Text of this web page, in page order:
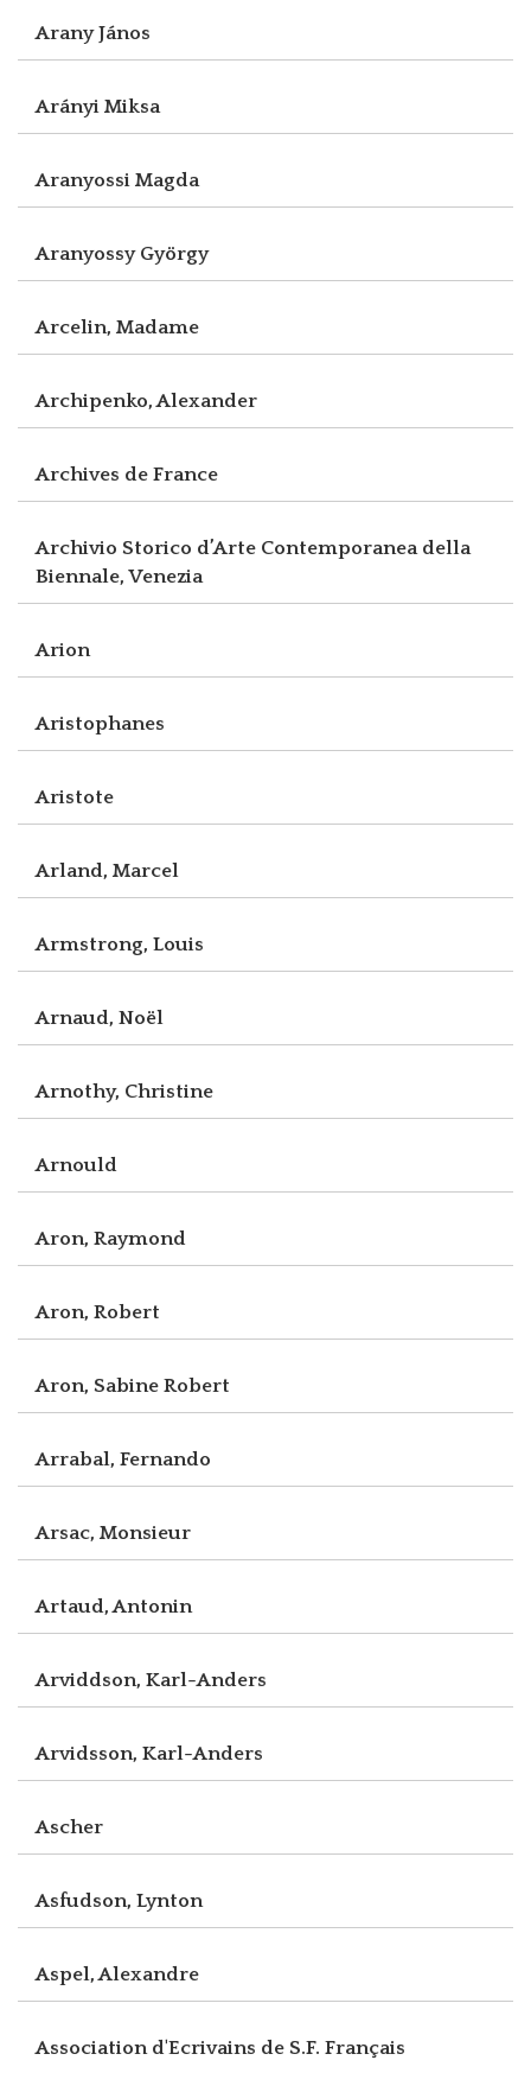
Arany János
Arányi Miksa
Aranyossi Magda
Aranyossy György
Arcelin, Madame
Archipenko, Alexander
Archives de France
Archivio Storico d’Arte Contemporanea della
Biennale, Venezia
Arion
Aristophanes
Aristote
Arland, Marcel
Armstrong, Louis
Arnaud, Noël
Arnothy, Christine
Arnould
Aron, Raymond
Aron, Robert
Aron, Sabine Robert
Arrabal, Fernando
Arsac, Monsieur
Artaud, Antonin
Arviddson, Karl-Anders
Arvidsson, Karl-Anders
Ascher
Asfudson, Lynton
Aspel, Alexandre
Association d'Ecrivains de S.F. Français